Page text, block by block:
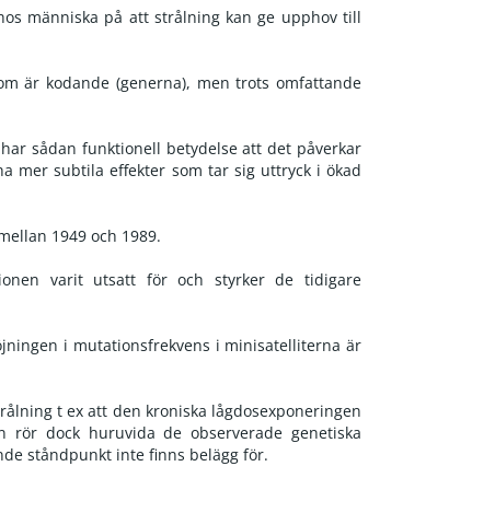
människa på att strålning kan ge upphov till
är kodande (generna), men trots omfattande
sådan funktionell betydelse att det påverkar
mer subtila effekter som tar sig uttryck i ökad
1949 och 1989.
varit utsatt för och styrker de tidigare
i mutationsfrekvens i minisatelliterna är
t ex att den kroniska lågdosexponeringen
rör dock huruvida de observerade genetiska
ståndpunkt inte finns belägg för.